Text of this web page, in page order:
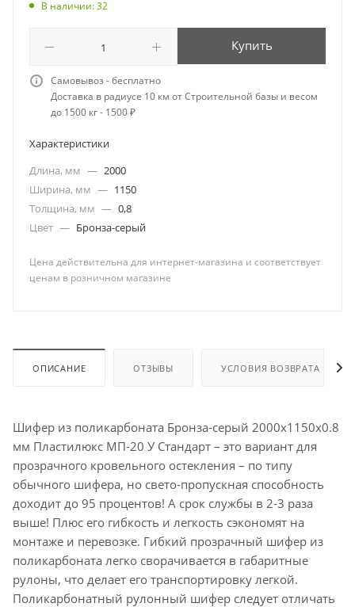
В наличии: 32
Купить
Самовывоз - бесплатно
Доставка в радиусе 10 км от Строительной базы и весом
до 1500 кг - 1500 ₽
Характеристики
Длина, мм — 2000
Ширина, мм — 1150
Толщина, мм — 0,8
Цвет — Бронза-серый
Цена действительна для интернет-магазина и соответствует
ценам в розничном магазине
ОПИСАНИЕ ОТЗЫВЫ УСЛОВИЯ ВОЗВРАТА
Шифер из поликарбоната Бронза-серый 2000х1150х0.8
мм Пластилюкс МП-20 У Стандарт – это вариант для
прозрачного кровельного остекления – по типу
обычного шифера, но свето-пропускная способность
доходит до 95 процентов! А срок службы в 2-3 раза
выше! Плюс его гибкость и легкость сэкономят на
монтаже и перевозке. Гибкий прозрачный шифер из
поликарбоната легко сворачивается в габаритные
рулоны, что делает его транспортировку легкой.
Поликарбонатный рулонный шифер следует отличать